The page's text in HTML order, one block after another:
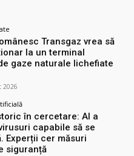
Transgaz vrea să
la un terminal
gaze naturale lichefiate
2026
în cercetare: AI a
capabile să se
Experții cer măsuri
siguranță